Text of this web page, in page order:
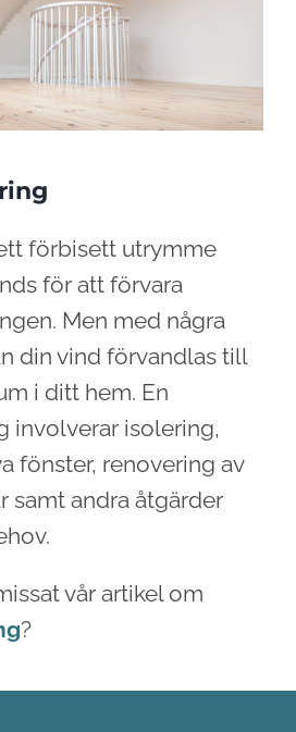
förbisett utrymme
för att förvara
Men med några
din vind förvandlas till
i ditt hem. En
involverar isolering,
fönster, renovering av
samt andra åtgärder
vår artikel om
?